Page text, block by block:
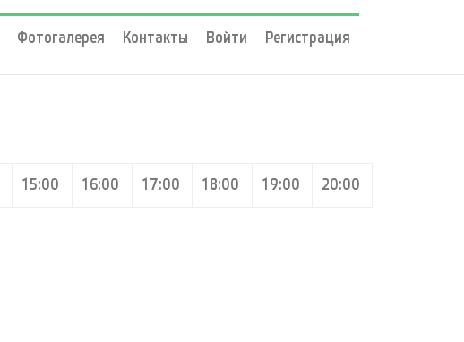
Фотогалерея Контакты Войти Регистрация
15:00 16:00 17:00 18:00 19:00 20:00